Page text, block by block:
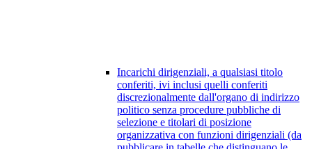
Incarichi dirigenziali, a qualsiasi titolo
conferiti, ivi inclusi quelli conferiti
discrezionalmente dall'organo di indirizzo
politico senza procedure pubbliche di
selezione e titolari di posizione
organizzativa con funzioni dirigenziali (da